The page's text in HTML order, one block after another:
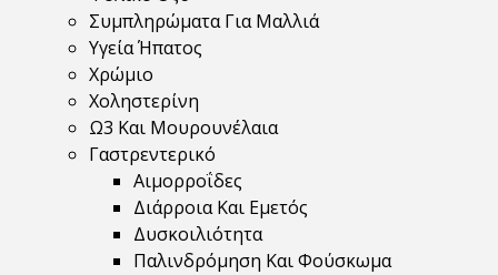
Συμπληρώματα Για Μαλλιά
Υγεία Ήπατος
Χρώμιο
Χοληστερίνη
Ω3 Και Μουρουνέλαια
Γαστρεντερικό
Αιμορροΐδες
Διάρροια Και Εμετός
Δυσκοιλιότητα
Παλινδρόμηση Και Φούσκωμα